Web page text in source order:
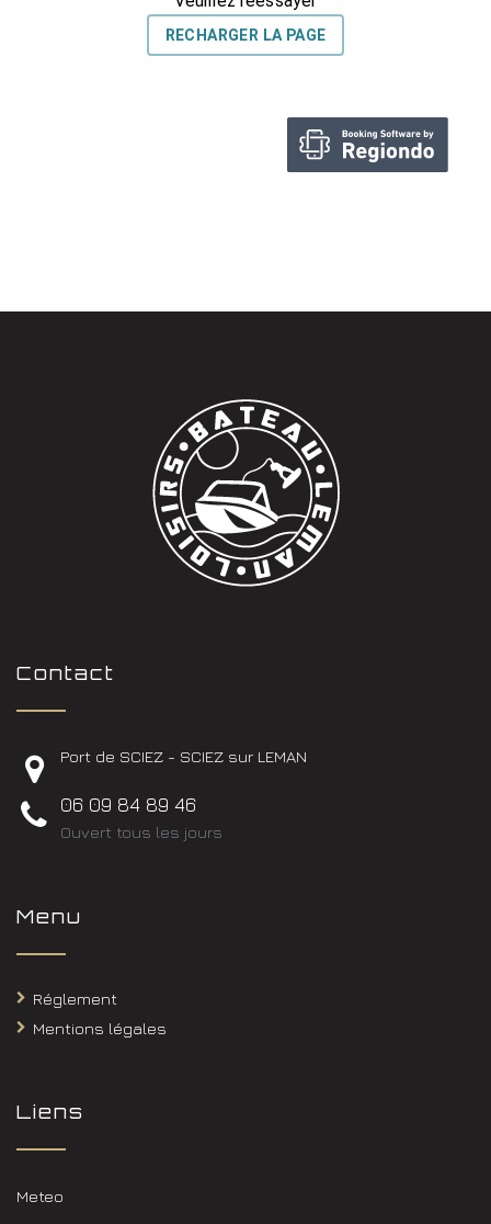
Contact
Port de SCIEZ - SCIEZ sur LEMAN
06 09 84 89 46
Ouvert tous les jours
Menu
Réglement
Mentions légales
Liens
Meteo